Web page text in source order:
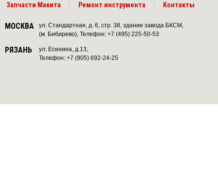
Запчасти Макита Ремонт инструмента Контакты
МОСКВА
ул. Стандартная, д. 6, стр. 38, здание завода БКСМ,
(м. Бибирево), Телефон: +7 (495) 225-50-53
РЯЗАНЬ
ул. Есенина, д.13,
Телефон: +7 (905) 692-24-25